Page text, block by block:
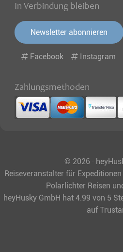
In Verbindung bleiben
Newsletter abonnieren
Facebook Instagram
Zahlungsmethoden
© 2026 ·
Reiseveranstalter für
Polarlichter Reisen
heyHusky GmbH hat 4.99 von 5
auf